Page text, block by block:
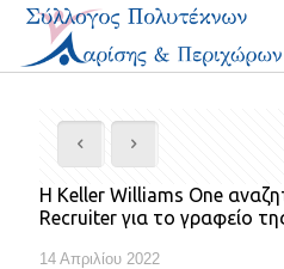
Η Keller Williams One
Recruiter για το γραφείο
14 Απριλίου 2022